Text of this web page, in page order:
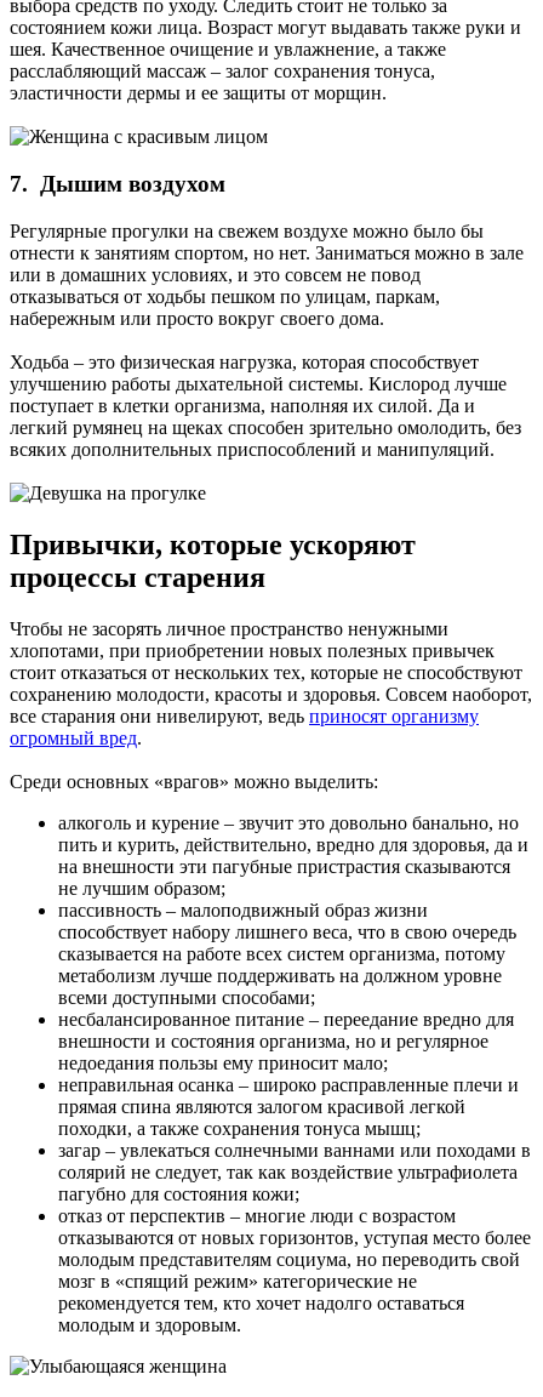
выбора средств по уходу. Следить стоит не только за
состоянием кожи лица. Возраст могут выдавать также руки и
шея. Качественное очищение и увлажнение, а также
расслабляющий массаж – залог сохранения тонуса,
эластичности дермы и ее защиты от морщин.
7. Дышим воздухом
Регулярные прогулки на свежем воздухе можно было бы
отнести к занятиям спортом, но нет. Заниматься можно в зале
или в домашних условиях, и это совсем не повод
отказываться от ходьбы пешком по улицам, паркам,
набережным или просто вокруг своего дома.
Ходьба – это физическая нагрузка, которая способствует
улучшению работы дыхательной системы. Кислород лучше
поступает в клетки организма, наполняя их силой. Да и
легкий румянец на щеках способен зрительно омолодить, без
всяких дополнительных приспособлений и манипуляций.
Привычки, которые ускоряют
процессы старения
Чтобы не засорять личное пространство ненужными
хлопотами, при приобретении новых полезных привычек
стоит отказаться от нескольких тех, которые не способствуют
сохранению молодости, красоты и здоровья. Совсем наоборот,
все старания они нивелируют, ведь приносят организму
огромный вред.
Среди основных «врагов» можно выделить:
алкоголь и курение – звучит это довольно банально, но
пить и курить, действительно, вредно для здоровья, да и
на внешности эти пагубные пристрастия сказываются
не лучшим образом;
пассивность – малоподвижный образ жизни
способствует набору лишнего веса, что в свою очередь
сказывается на работе всех систем организма, потому
метаболизм лучше поддерживать на должном уровне
всеми доступными способами;
несбалансированное питание – переедание вредно для
внешности и состояния организма, но и регулярное
недоедания пользы ему приносит мало;
неправильная осанка – широко расправленные плечи и
прямая спина являются залогом красивой легкой
походки, а также сохранения тонуса мышц;
загар – увлекаться солнечными ваннами или походами в
солярий не следует, так как воздействие ультрафиолета
пагубно для состояния кожи;
отказ от перспектив – многие люди с возрастом
отказываются от новых горизонтов, уступая место более
молодым представителям социума, но переводить свой
мозг в «спящий режим» категорические не
рекомендуется тем, кто хочет надолго оставаться
молодым и здоровым.